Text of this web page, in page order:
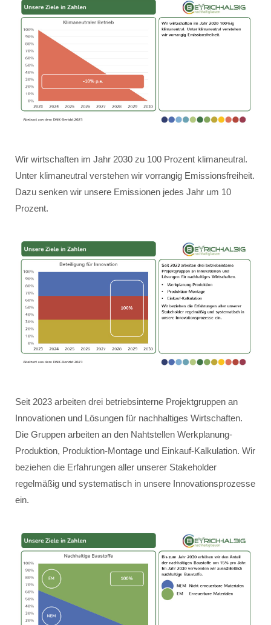
Wir wirtschaften im Jahr 2030 zu 100 Prozent klimaneutral.
Unter klimaneutral verstehen wir vorrangig Emissionsfreiheit.
Dazu senken wir unsere Emissionen jedes Jahr um 10
Prozent.
Seit 2023 arbeiten drei betriebsinterne Projektgruppen an
Innovationen und Lösungen für nachhaltiges Wirtschaften.
Die Gruppen arbeiten an den Nahtstellen Werkplanung-
Produktion, Produktion-Montage und Einkauf-Kalkulation. Wir
beziehen die Erfahrungen aller unserer Stakeholder
regelmäßig und systematisch in unsere Innovationsprozesse
ein.